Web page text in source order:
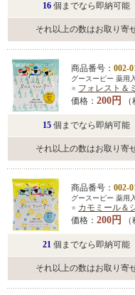
16 個までなら即納可能
それ以上の数はお取り寄
商品番号： 002-
グースーピー 薬用
● フォレスト＆
価格： 200円
15 個までなら即納可能
それ以上の数はお取り寄
商品番号： 002-
グースーピー 薬用
● カモミール＆
価格： 200円
21 個までなら即納可能
それ以上の数はお取り寄